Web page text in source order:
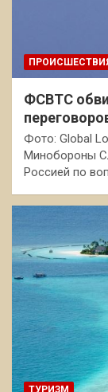
ФСВТС
Фото: Global
Минобороны
Россией по
ТУРИЗМ